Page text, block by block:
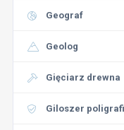
Geograf
Geolog
Gięciarz drewna
Giloszer